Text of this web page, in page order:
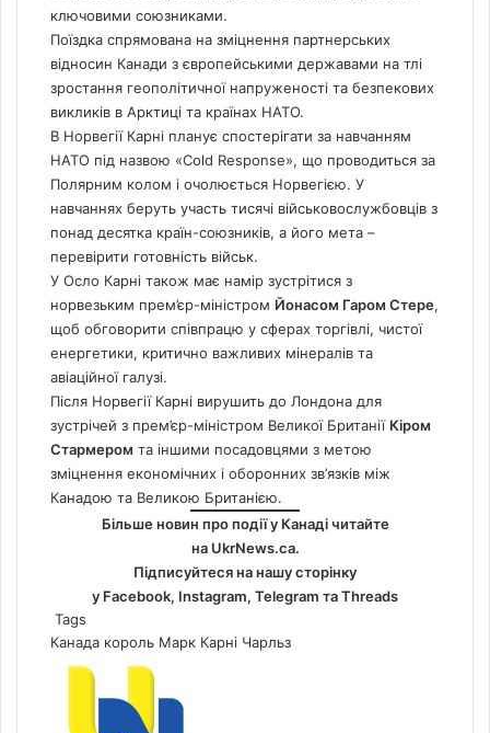
ключовими союзниками.
Поїздка спрямована на зміцнення партнерських
відносин Канади з європейськими державами на тлі
зростання геополітичної напруженості та безпекових
викликів в Арктиці та країнах НАТО.
В Норвегії Карні планує спостерігати за навчанням
НАТО під назвою «Cold Response», що проводиться за
Полярним колом і очолюється Норвегією. У
навчаннях беруть участь тисячі військовослужбовців з
понад десятка країн-союзників, а його мета –
перевірити готовність військ.
У Осло Карні також має намір зустрітися з
норвезьким прем’єр-міністром Йонасом Гаром Стере,
щоб обговорити співпрацю у сферах торгівлі, чистої
енергетики, критично важливих мінералів та
авіаційної галузі.
Після Норвегії Карні вирушить до Лондона для
зустрічей з прем’єр-міністром Великої Британії Кіром
Стармером та іншими посадовцями з метою
зміцнення економічних і оборонних зв’язків між
Канадою та Великою Британією.
Більше новин про події у Канаді читайте
на UkrNews.ca.
Підписуйтеся на нашу сторінку
у Facebook, Instagram, Telegram таThreads
Tags
Канада король Марк Карні Чарльз